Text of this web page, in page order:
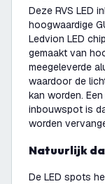
Deze RVS LED
hoogwaardige
Ledvion LED
gemaakt van
meegeleverde
waardoor de
kan worden.
inbouwspot is
worden
Natuurlijk
De LED spots